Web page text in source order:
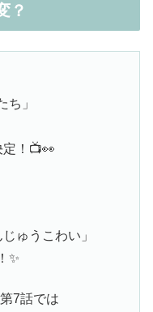
？
ち」
！📺👀
ゅうこわい」
✨
7話では